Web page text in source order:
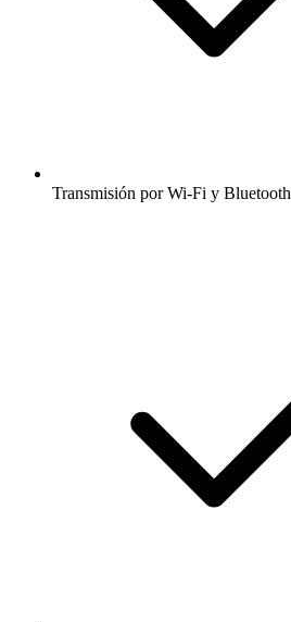
Transmisión por Wi-Fi y Bluetooth